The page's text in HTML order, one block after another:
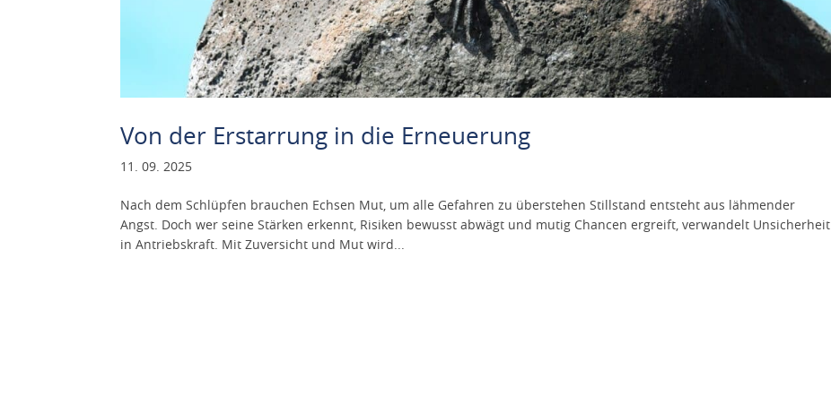
Von der Erstarrung in die Erneuerung
11. 09. 2025
Nach dem Schlüpfen brauchen Echsen Mut, um alle Gefahren zu überstehen Stillstand entsteht aus lähmender
Angst. Doch wer seine Stärken erkennt, Risiken bewusst abwägt und mutig Chancen ergreift, verwandelt Unsicherheit
in Antriebskraft. Mit Zuversicht und Mut wird...